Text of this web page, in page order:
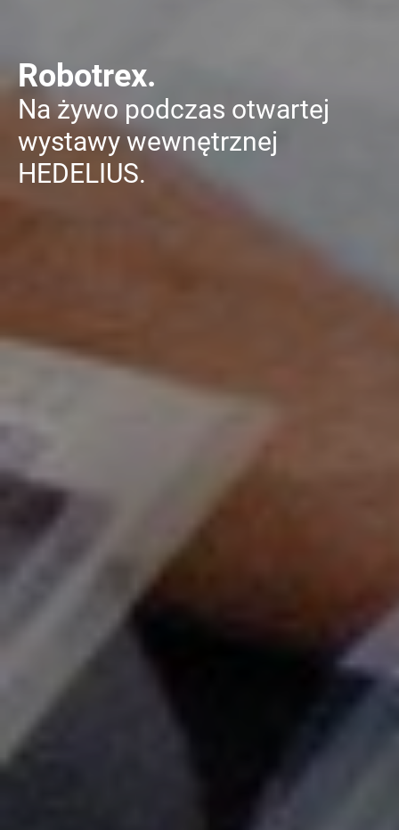
Robotrex.
Na żywo podczas otwartej
wystawy wewnętrznej
HEDELIUS.